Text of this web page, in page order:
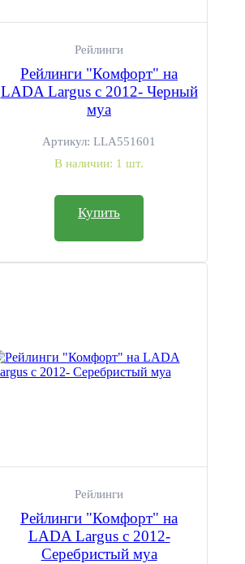
Рейлинги
Рейлинги "Комфорт" на
LADA Largus с 2012- Черный
муа
Артикул: LLA551601
В наличии: 1 шт.
Купить
Рейлинги
Рейлинги "Комфорт" на
LADA Largus с 2012-
Серебристый муа